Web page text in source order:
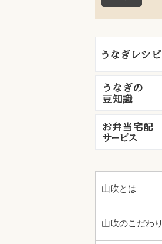
山吹とは
山吹のこだわり